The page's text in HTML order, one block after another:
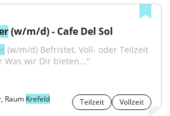
(w/m/d) - Cafe Del Sol
(w/m/d) Befristet, Voll- oder Teilzeit
Was wir Dir bieten..."
Raum Krefeld Teilzeit Vollzeit